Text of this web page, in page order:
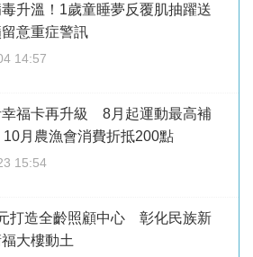
升溫！1歲童睡夢反覆肌抽躍送
意重症警訊
14:57
幸福卡再升級 8月起運動最高補
10月農漁會消費折抵200點
15:54
打造全齡照顧中心 彰化民族新
大樓動土